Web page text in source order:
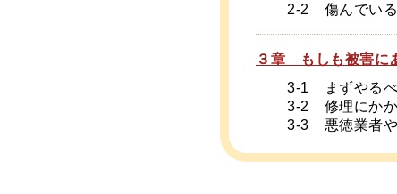
2-2 傷んでいる
３章 もしも被害に
3-1 まずやるべ
3-2 修理にかか
3-3 悪徳業者や